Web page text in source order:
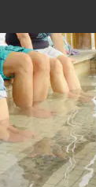
体験・遊ぶ